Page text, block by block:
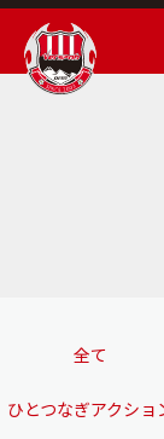
全て
ひとつなぎアクショ